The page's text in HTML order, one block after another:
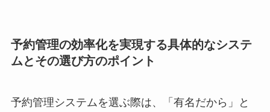
予約管理の効率化を実現する具体的なシステ
ムとその選び方のポイント
予約管理システムを選ぶ際は、「有名だから」と